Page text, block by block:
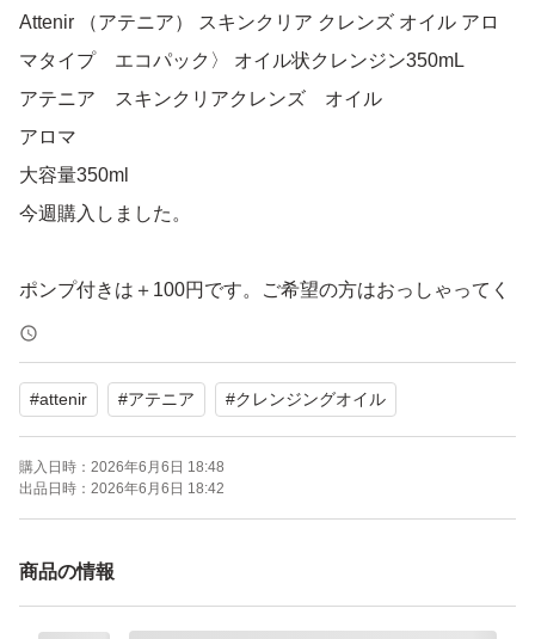
Attenir （アテニア） スキンクリア クレンズ オイル アロ
マタイプ エコパック〉 オイル状クレンジン350mL
アテニア スキンクリアクレンズ オイル
アロマ
大容量350ml
今週購入しました。
ポンプ付きは＋100円です。ご希望の方はおっしゃってく
ださい。
#attenir #アテニア #クレンジングオイル
購入日時： 2026年6月6日 18:48
出品日時： 2026年6月6日 18:42
商品の情報